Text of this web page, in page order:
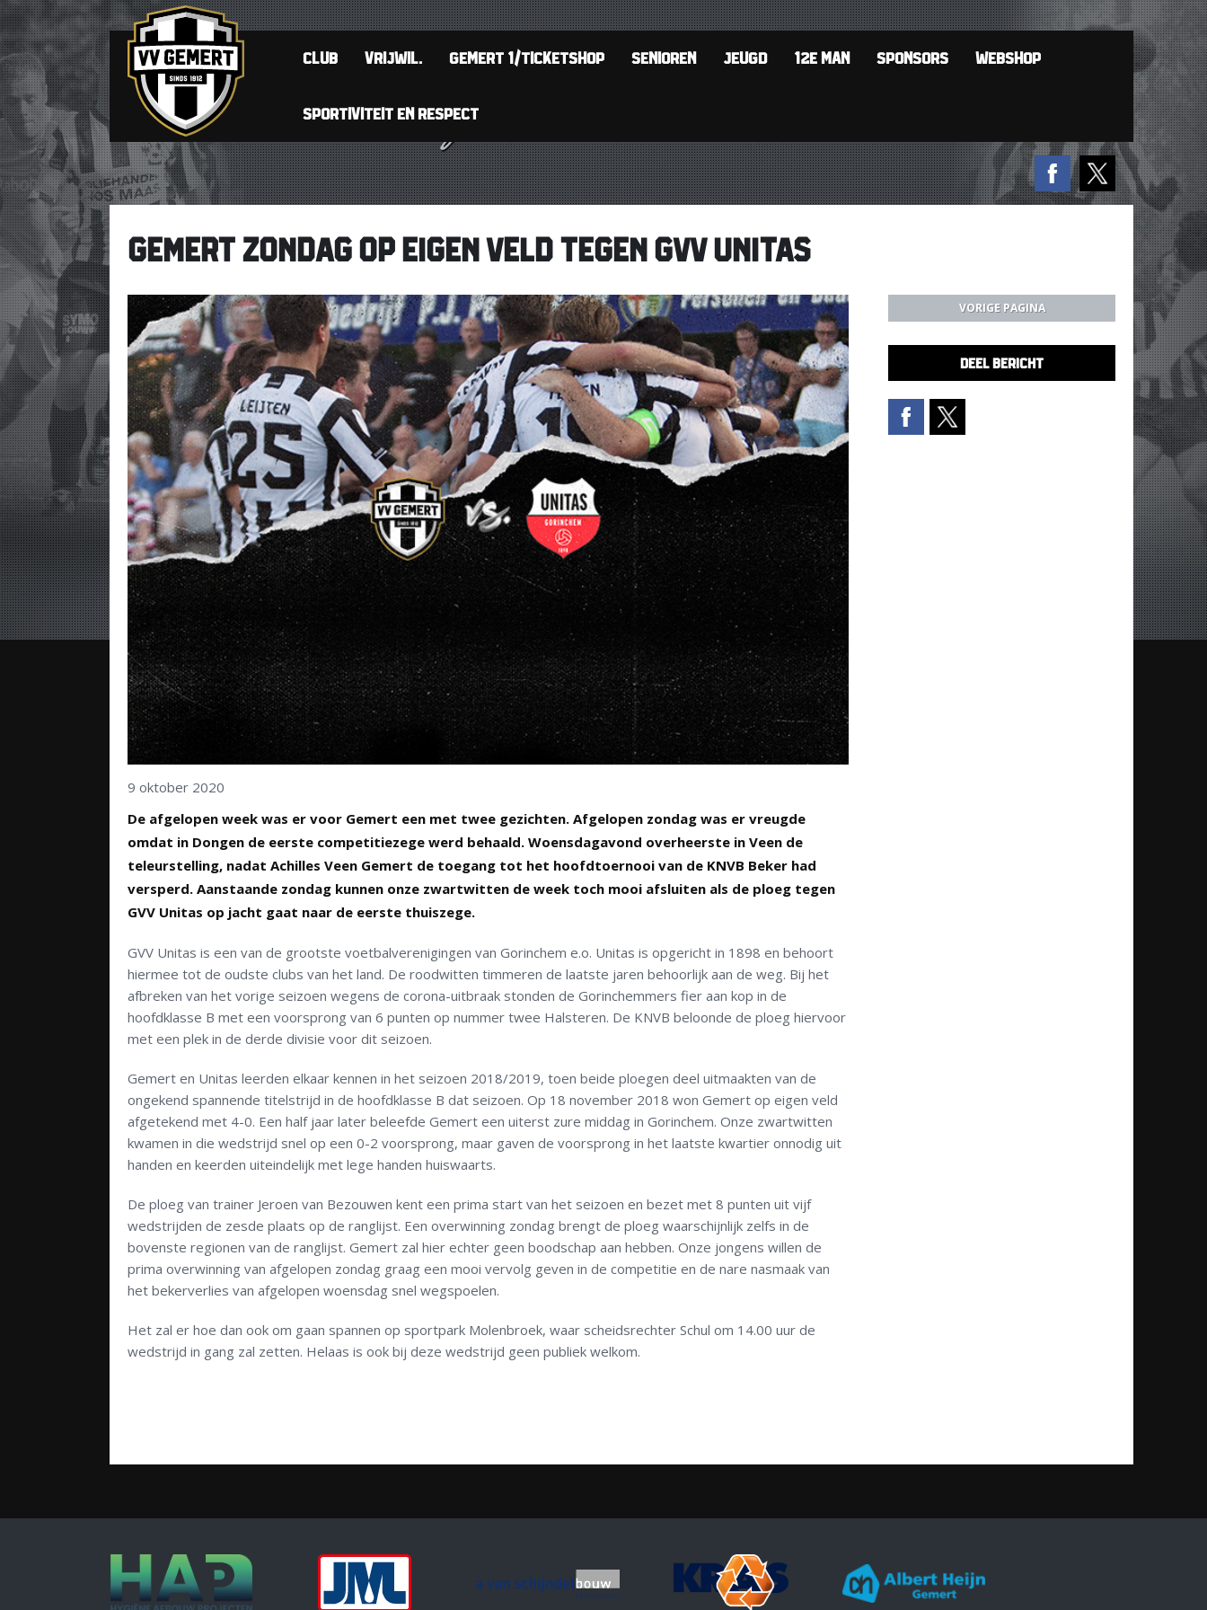
CLUB VRIJWIL. GEMERT 1/TICKETSHOP SENIOREN JEUGD 12E MAN SPONSORS WEBSHOP
SPORTIVITEIT EN RESPECT
GEMERT ZONDAG OP EIGEN VELD TEGEN GVV UNITAS
9 oktober 2020
De afgelopen week was er voor Gemert een met twee gezichten. Afgelopen zondag was er vreugde
omdat in Dongen de eerste competitiezege werd behaald. Woensdagavond overheerste in Veen de
teleurstelling, nadat Achilles Veen Gemert de toegang tot het hoofdtoernooi van de KNVB Beker had
versperd. Aanstaande zondag kunnen onze zwartwitten de week toch mooi afsluiten als de ploeg tegen
GVV Unitas op jacht gaat naar de eerste thuiszege.
GVV Unitas is een van de grootste voetbalverenigingen van Gorinchem e.o. Unitas is opgericht in 1898 en behoort
hiermee tot de oudste clubs van het land. De roodwitten timmeren de laatste jaren behoorlijk aan de weg. Bij het
afbreken van het vorige seizoen wegens de corona-uitbraak stonden de Gorinchemmers fier aan kop in de
hoofdklasse B met een voorsprong van 6 punten op nummer twee Halsteren. De KNVB beloonde de ploeg hiervoor
met een plek in de derde divisie voor dit seizoen.
Gemert en Unitas leerden elkaar kennen in het seizoen 2018/2019, toen beide ploegen deel uitmaakten van de
ongekend spannende titelstrijd in de hoofdklasse B dat seizoen. Op 18 november 2018 won Gemert op eigen veld
afgetekend met 4-0. Een half jaar later beleefde Gemert een uiterst zure middag in Gorinchem. Onze zwartwitten
kwamen in die wedstrijd snel op een 0-2 voorsprong, maar gaven de voorsprong in het laatste kwartier onnodig uit
handen en keerden uiteindelijk met lege handen huiswaarts.
De ploeg van trainer Jeroen van Bezouwen kent een prima start van het seizoen en bezet met 8 punten uit vijf
wedstrijden de zesde plaats op de ranglijst. Een overwinning zondag brengt de ploeg waarschijnlijk zelfs in de
bovenste regionen van de ranglijst. Gemert zal hier echter geen boodschap aan hebben. Onze jongens willen de
prima overwinning van afgelopen zondag graag een mooi vervolg geven in de competitie en de nare nasmaak van
het bekerverlies van afgelopen woensdag snel wegspoelen.
Het zal er hoe dan ook om gaan spannen op sportpark Molenbroek, waar scheidsrechter Schul om 14.00 uur de
wedstrijd in gang zal zetten. Helaas is ook bij deze wedstrijd geen publiek welkom.
VORIGE PAGINA
DEEL BERICHT